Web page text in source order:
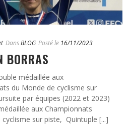
DansBLOG Posté le 16/11/2023
BORRAS
médaillée aux
du Monde de cyclisme sur
par équipes (2022 et 2023)
aux Championnats
cyclisme sur piste, Quintuple [...]